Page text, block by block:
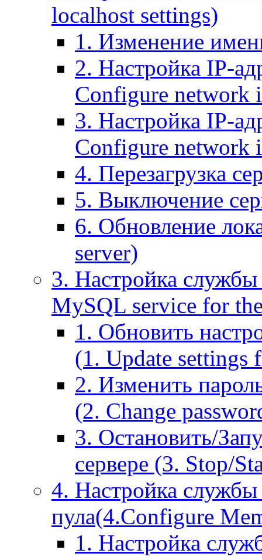
localhost settings)
1. Изменение
2. Настройка IP-
Configure network
3. Настройка IP-
Configure network
4. Перезагрузка
5. Выключение
6. Обновление
server)
3. Настройка
MySQL service for
1. Обновить
(1. Update settings
2. Изменить
(2. Change
3. Остановить/
сервере (3. Stop/
4. Настройка
пула(4.Configure
1. Настройка